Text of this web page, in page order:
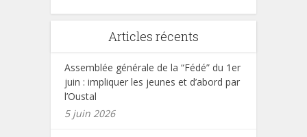
Articles récents
Assemblée générale de la “Fédé” du 1er
juin : impliquer les jeunes et d’abord par
l’Oustal
5 juin 2026